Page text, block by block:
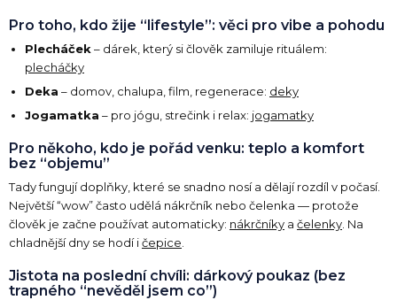
Pro toho, kdo žije “lifestyle”: věci pro vibe a pohodu
Plecháček – dárek, který si člověk zamiluje rituálem:
plecháčky
Deka – domov, chalupa, film, regenerace: deky
Jogamatka – pro jógu, strečink i relax: jogamatky
Pro někoho, kdo je pořád venku: teplo a komfort
bez “objemu”
Tady fungují doplňky, které se snadno nosí a dělají rozdíl v počasí.
Největší “wow” často udělá nákrčník nebo čelenka — protože
člověk je začne používat automaticky: nákrčníky a čelenky . Na
chladnější dny se hodí ičepice
Jistota na poslední chvíli: dárkový poukaz (bez
trapného “nevěděl jsem co”)